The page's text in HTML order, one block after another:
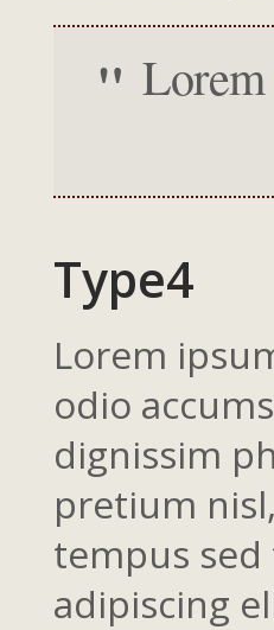
Type4
Lorem
odio
dignissim
pretium
tempus
adipiscing